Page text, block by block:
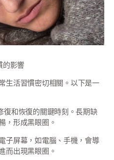
影響
生活習慣密切相關。以下是一
和恢復的關鍵時刻。長期缺
，形成黑眼圈。
子屏幕，如電腦、手機，會導
而出現黑眼圈。